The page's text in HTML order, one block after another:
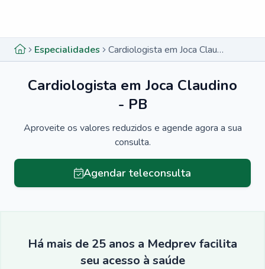
Especialidades Cardiologista em Joca Claudino - PB
Cardiologista em Joca Claudino
- PB
Aproveite os valores reduzidos e agende agora a sua
consulta.
Agendar teleconsulta
Há mais de 25 anos a Medprev facilita
seu acesso à saúde